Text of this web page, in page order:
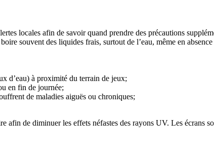
locales afin de savoir quand prendre des précautions
souvent des liquides frais, surtout de l’eau, même en
d’eau) à proximité du terrain de jeux;
en fin de journée;
de maladies aiguës ou chroniques;
afin de diminuer les effets néfastes des rayons UV. Les écrans